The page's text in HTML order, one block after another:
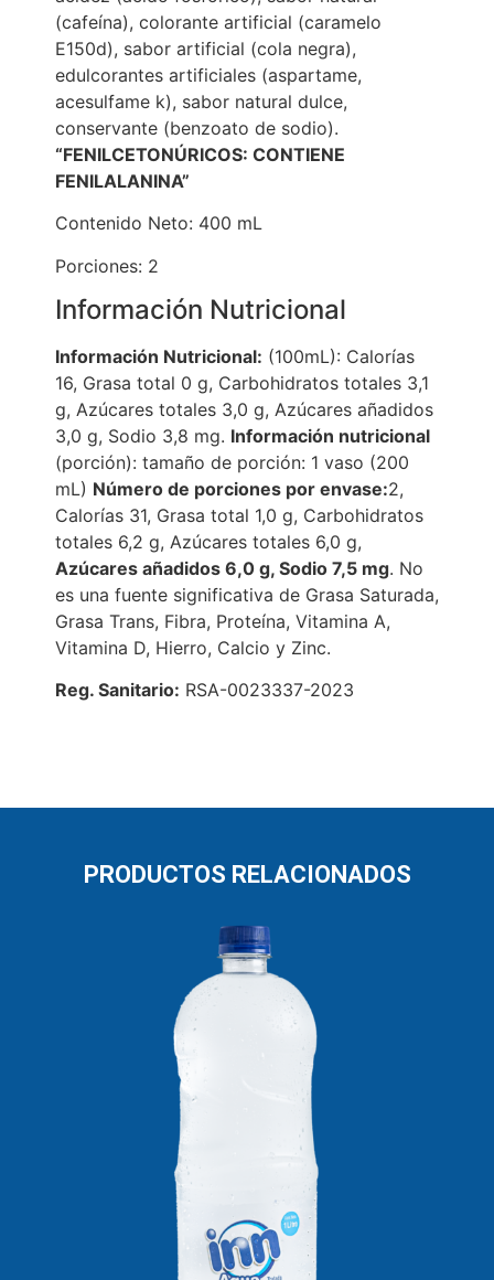
(cafeína), colorante artificial (caramelo
E150d), sabor artificial (cola negra),
edulcorantes artificiales (aspartame,
acesulfame k), sabor natural dulce,
conservante (benzoato de sodio).
“FENILCETONÚRICOS: CONTIENE
FENILALANINA”
Contenido Neto: 400 mL
Porciones: 2
Información Nutricional
Información Nutricional: (100mL): Calorías
16, Grasa total 0 g, Carbohidratos totales 3,1
g, Azúcares totales 3,0 g, Azúcares añadidos
3,0 g, Sodio 3,8 mg. Información nutricional
(porción): tamaño de porción: 1 vaso (200
mL) Número de porciones por envase:2,
Calorías 31, Grasa total 1,0 g, Carbohidratos
totales 6,2 g, Azúcares totales 6,0 g,
Azúcares añadidos 6,0 g, Sodio 7,5 mg. No
es una fuente significativa de Grasa Saturada,
Grasa Trans, Fibra, Proteína, Vitamina A,
Vitamina D, Hierro, Calcio y Zinc.
Reg. Sanitario: RSA-0023337-2023
PRODUCTOS RELACIONADOS